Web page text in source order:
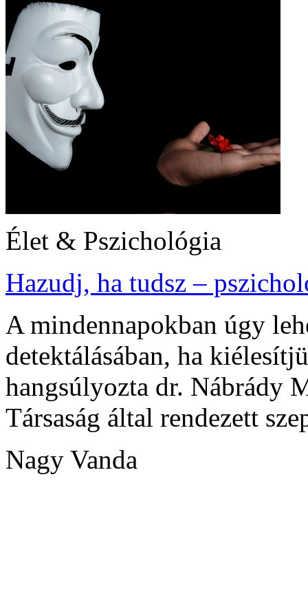
Élet & Pszichológia
Hazudj, ha tudsz –
A mindennapokban úgy
detektálásában, ha
hangsúlyozta dr. Nábrády
Társaság által rendezett
Nagy Vanda